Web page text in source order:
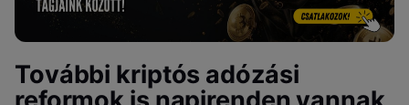
További kriptós adózási